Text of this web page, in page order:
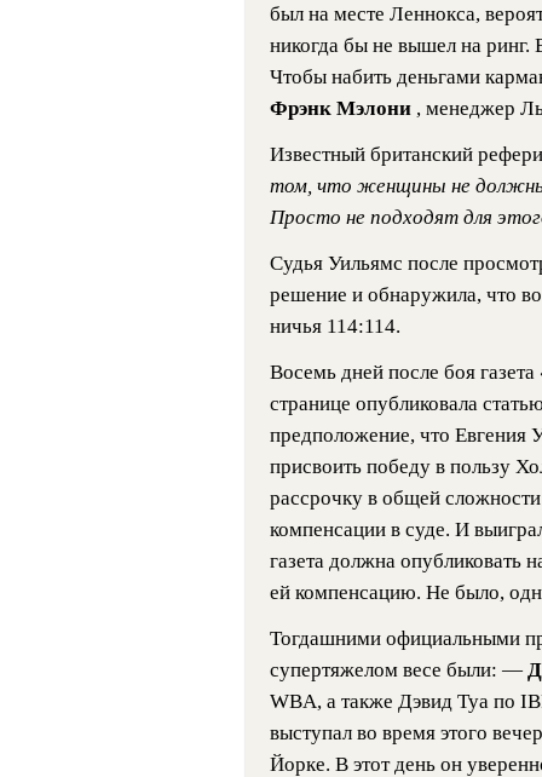
был на месте Леннокса,
никогда бы не вышел на ринг.
Чтобы набить деньгами
Фрэнк Мэлони , менеджер
Известный британский
том, что женщины не должны
Просто не подходят для
Судья Уильямс после
решение и обнаружила, что
ничья 114:114.
Восемь дней после боя газета
странице опубликовала
предположение, что Евгения
присвоить победу в пользу
рассрочку в общей
компенсации в суде. И
газета должна опубликовать
ей компенсацию. Не было,
Тогдашними официальными
супертяжелом весе были: —
WBA, а также Дэвид Туа по
выступал во время этого
Йорке. В этот день он